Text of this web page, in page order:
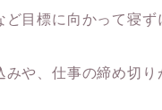
ど目標に向かって寝
みや、仕事の締め切